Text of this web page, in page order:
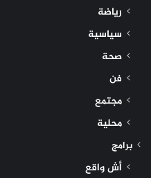
رياضة
سياسية
صحة
فن
مجتمع
محلية
برامج
أش واقع